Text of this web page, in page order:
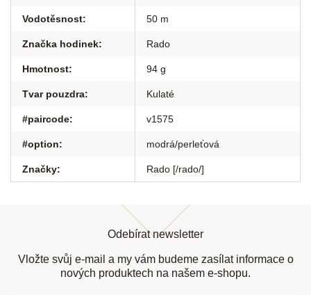
Vodotěsnost: 50 m
Značka hodinek: Rado
Hmotnost: 94 g
Tvar pouzdra: Kulaté
#paircode: v1575
#option: modrá/perleťová
Značky: Rado [/rado/]
Odebírat newsletter
Vložte svůj e-mail a my vám budeme zasílat informace o
nových produktech na našem e-shopu.